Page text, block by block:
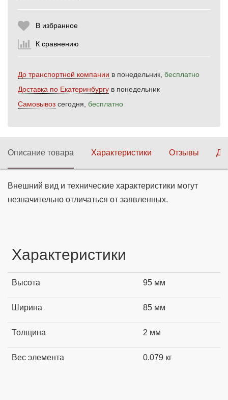
В избранное
К сравнению
До транспортной компании в понедельник, бесплатно
Доставка по Екатеринбургу в понедельник
Самовывоз сегодня, бесплатно
Описание товара Характеристики Отзывы
Внешний вид и технические характеристики могут
незначительно отличаться от заявленных.
Характеристики
Высота 95 мм
Ширина 85 мм
Толщина 2 мм
Вес элемента 0.079 кг